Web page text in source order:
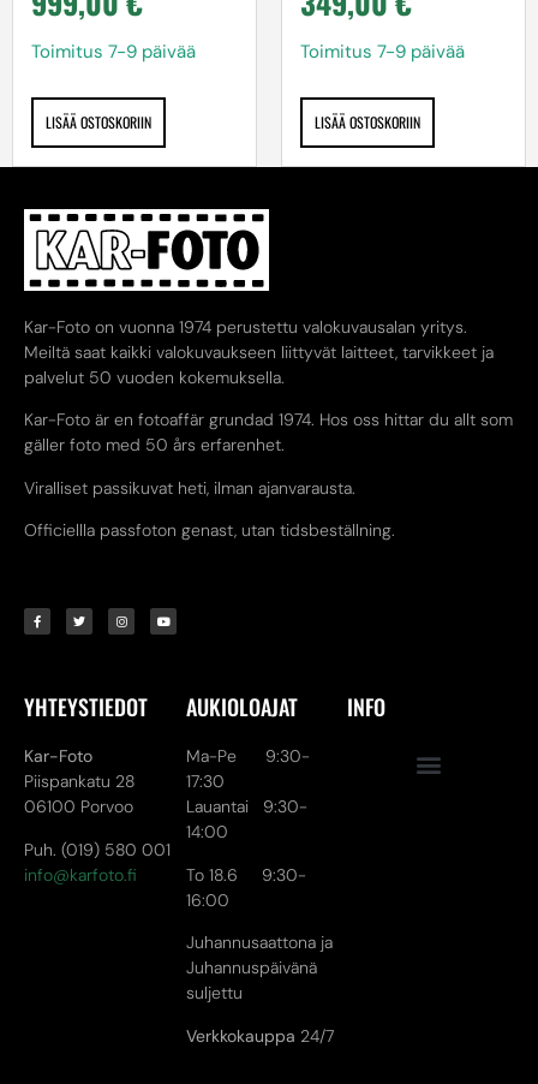
Toimitus 7-9 päivää
LISÄÄ OSTOSKORIIN
Toimitus 7-9 päivää
LISÄÄ OSTOSKORIIN
Kar-Foto on vuonna 1974 perustettu valokuvausalan yritys.
Meiltä saat kaikki valokuvaukseen liittyvät laitteet, tarvikkeet ja
palvelut 50 vuoden kokemuksella.
Kar-Foto är en fotoaffär grundad 1974. Hos oss hittar du allt som
gäller foto med 50 års erfarenhet.
Viralliset passikuvat heti, ilman ajanvarausta.
Officiellla passfoton genast, utan tidsbeställning.
YHTEYSTIEDOT
Kar-Foto
Piispankatu 28
06100 Porvoo
Puh. (019) 580 001
info@karfoto.fi
AUKIOLOAJAT
Ma-Pe 9:30-
17:30
Lauantai 9:30-
14:00
To 18.6 9:30-
16:00
Juhannusaattona ja
Juhannuspäivänä
suljettu
Verkkokauppa 24/7
INFO